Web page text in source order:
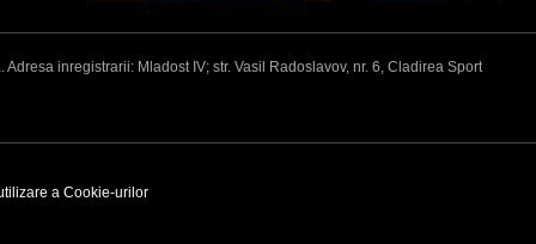
inregistrarii: Mladost IV; str. Vasil Radoslavov, nr. 6, Cladirea Sport
a Cookie-urilor